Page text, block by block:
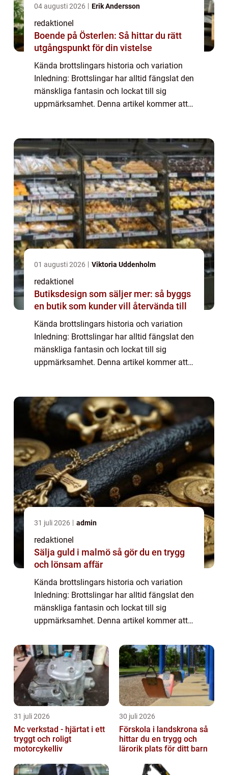
04 augusti 2026 Erik Andersson
redaktionel
Boende på Österlen: Så hittar du rätt
utgångspunkt för din vistelse
Kända brottslingars historia och variation
Inledning: Brottslingar har alltid fängslat den
mänskliga fantasin och lockat till sig
uppmärksamhet. Denna artikel kommer att
01 augusti 2026 Viktoria Uddenholm
redaktionel
Butiksdesign som säljer mer: så byggs
en butik som kunder vill återvända till
Kända brottslingars historia och variation
Inledning: Brottslingar har alltid fängslat den
mänskliga fantasin och lockat till sig
uppmärksamhet. Denna artikel kommer att
31 juli 2026 admin
redaktionel
Sälja guld i malmö så gör du en trygg
och lönsam affär
Kända brottslingars historia och variation
Inledning: Brottslingar har alltid fängslat den
mänskliga fantasin och lockat till sig
uppmärksamhet. Denna artikel kommer att
brottslingar och deras variation. Frå...
31 juli 2026
Mc verkstad - hjärtat i ett
tryggt och roligt
motorcykelliv
30 juli 2026
Förskola i landskrona så
hittar du en trygg och
lärorik plats för ditt barn